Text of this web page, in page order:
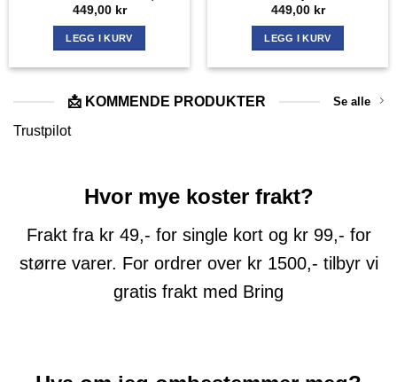
449,00 kr
LEGG I KURV
449,00 kr
LEGG I KURV
📩 KOMMENDE PRODUKTER Se alle
Trustpilot
Hvor mye koster frakt?
Frakt fra kr 49,- for single kort og kr 99,- for
større varer. For ordrer over kr 1500,- tilbyr vi
gratis frakt med Bring